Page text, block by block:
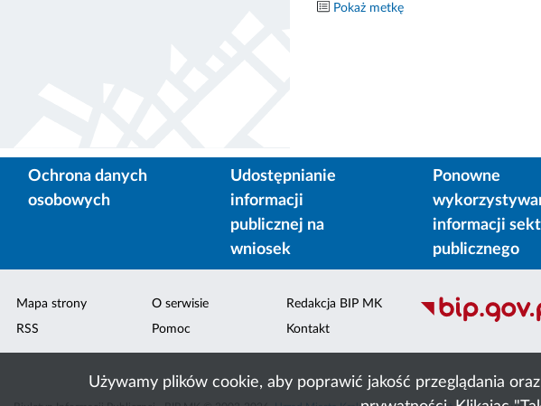
Używamy plików cookie, aby poprawić jakość przeglądania
Pokaż metkę
Ochrona danych
osobowych
Udostępnianie
informacji
publicznej na
wniosek
Ponowne
informacji
publicznego
Mapa strony
RSS
O serwisie
Pomoc
Redakcja BIP MK
Kontakt